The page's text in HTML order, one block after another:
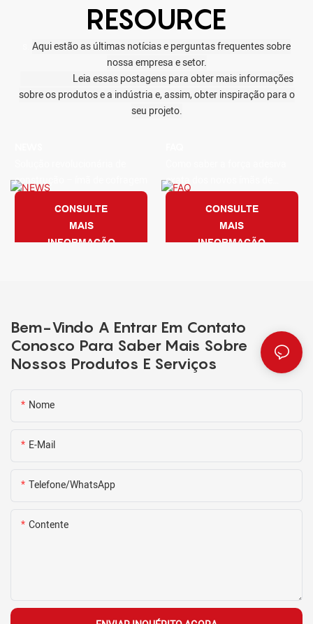
RESOURCE
Aqui estão as últimas notícias e perguntas frequentes sobre
nossa empresa e setor.
Leia essas postagens para obter mais informações
sobre os produtos e a indústria e, assim, obter inspiração para o
seu projeto.
construção – ímã de cofragem
CONSULTE
MAIS
INFORMAÇÃO
exata dos novos ímãs de
cofragem que você acabou de
comprar?CONSULTE
MAIS
INFORMAÇÃO
Bem-Vindo A Entrar Em Contato
Conosco Para Saber Mais Sobre
Nossos Produtos E Serviços
Nome
E-Mail
Telefone/WhatsApp
Contente